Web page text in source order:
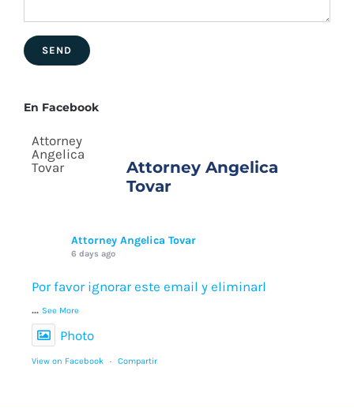
En Facebook
Attorney Angelica
Tovar
Attorney Angelica Tovar
6 days ago
Por favor ignorar este email y eliminarl
... See More
Photo
View on Facebook · Compartir